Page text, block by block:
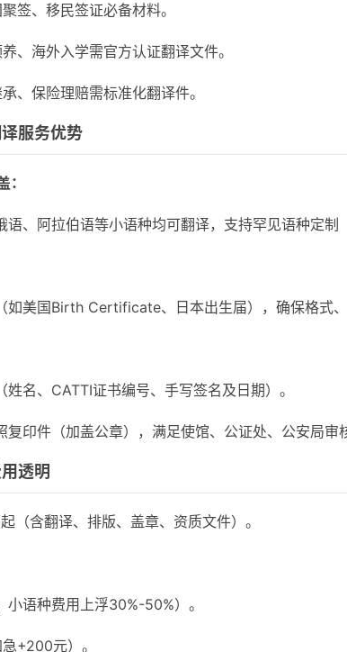
签、移民签证必备材料。
、海外入学需官方认证翻译文件。
、保险理赔需标准化翻译件。
服务优势
语、阿拉伯语等小语种均可翻译，支持罕见语种定制
如美国Birth Certificate、日本出生届），确保格式、
名、CATTI证书编号、手写签名及日期）。
印件（加盖公章），满足使馆、公证处、公安局审
透明
（含翻译、排版、盖章、资质文件）。
语种费用上浮30%-50%）。
+200元）。